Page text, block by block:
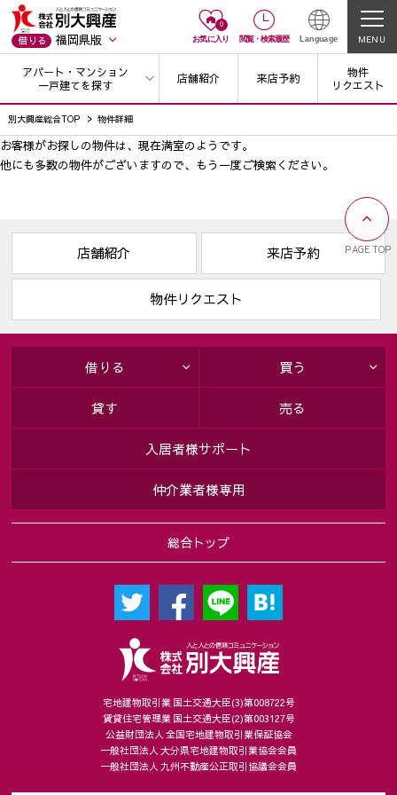
借りる 福岡県版
0
お気に入り 閲覧・ 検索履歴 Language MENU
アパート・マンション
一戸建てを探す
店舗紹介 来店予約
物件
リクエスト
別大興産総合TOP 物件詳細
お客様がお探しの物件は、現在満室のようです。
他にも多数の物件がございますので、 もう一度ご検索ください。
PAGE TOP
店舗紹介 来店予約
物件リクエスト
宅地建物取引業 国土交通大臣(3)第008722号
賃貸住宅管理業 国土交通大臣(2)第003127号
公益財団法人 全国宅地建物取引業保証協会
一般社団法人 大分県宅地建物取引業協会会員
一般社団法人 九州不動産公正取引協議会会員
総合トップ
借りる 買う
貸す 売る
入居者様サポート
仲介業者様専用